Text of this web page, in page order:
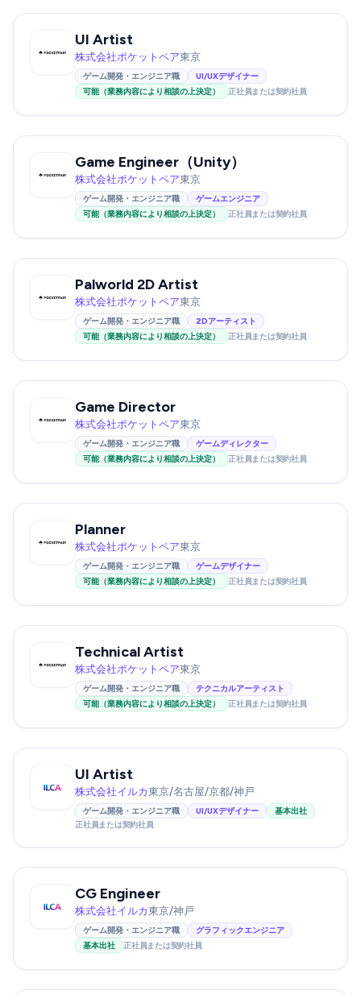
UI Artist
株式会社ポケットペア東京
ゲーム開発・エンジニア職
UI/UXデザイナー
可能（業務内容により相談の上決定）
正社員または契約社員
Game Engineer（Unity）
株式会社ポケットペア東京
ゲーム開発・エンジニア職
ゲームエンジニア
可能（業務内容により相談の上決定）
正社員または契約社員
Palworld 2D Artist
株式会社ポケットペア東京
ゲーム開発・エンジニア職
2Dアーティスト
可能（業務内容により相談の上決定）
正社員または契約社員
Game Director
株式会社ポケットペア東京
ゲーム開発・エンジニア職
ゲームディレクター
可能（業務内容により相談の上決定）
正社員または契約社員
Planner
株式会社ポケットペア東京
ゲーム開発・エンジニア職
ゲームデザイナー
可能（業務内容により相談の上決定）
正社員または契約社員
Technical Artist
株式会社ポケットペア東京
ゲーム開発・エンジニア職
テクニカルアーティスト
可能（業務内容により相談の上決定）
正社員または契約社員
UI Artist
株式会社イルカ東京/名古屋/京都/神戸
ゲーム開発・エンジニア職 UI/UXデザイナー
基本出社
正社員または契約社員
CG Engineer
株式会社イルカ東京/神戸
ゲーム開発・エンジニア職
グラフィックエンジニア
基本出社
正社員または契約社員